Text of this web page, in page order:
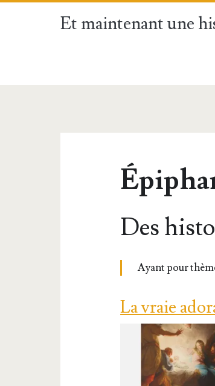
Et maintenant une
Des
Ayant pour
La vraie